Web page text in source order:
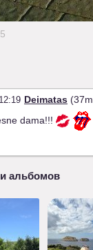
Deimatas
dama!!!
альбомов